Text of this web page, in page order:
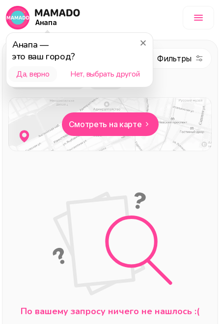
Анапа
Анапа —
это ваш город?
Да, верно Нет, выбрать другой
Психологи
Выбор редакции Детям
Смотреть на карте
По вашему запросу ничего не нашлось :(